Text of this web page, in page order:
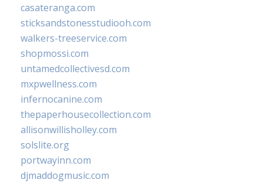
casateranga.com
sticksandstonesstudiooh.com
walkers-treeservice.com
shopmossi.com
untamedcollectivesd.com
mxpwellness.com
infernocanine.com
thepaperhousecollection.com
allisonwillisholley.com
solslite.org
portwayinn.com
djmaddogmusic.com